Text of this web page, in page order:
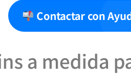
Contactar con
a medida